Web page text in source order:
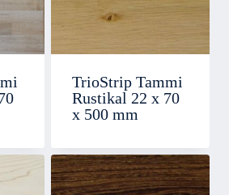
TrioStrip Tammi
Rustikal 22 x 70
x 500 mm